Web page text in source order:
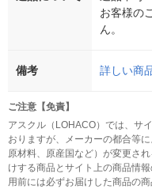
お客様の
ん。
備考 詳しい商
ご注意【免責】
アスクル（LOHACO）では、サ
おりますが、メーカーの都合等
原材料、原産国など）が変更さ
けする商品とサイト上の商品情
用前には必ずお届けした商品の